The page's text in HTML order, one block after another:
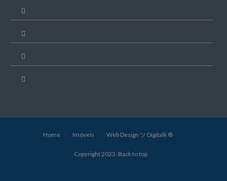
Home Imóveis Web Design ツ Digitalk ®
Copyright 2023. Back to top